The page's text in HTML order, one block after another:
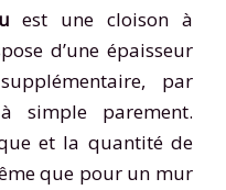
est une cloison à
d’une épaisseur
par
simple parement.
et la quantité de
que pour un mur